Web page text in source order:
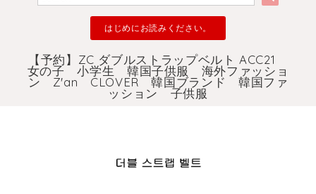
はじめにお読みください。
【予約】ZC ダブルストラップベルト ACC21
女の子 小学生 韓国子供服 海外ファッショ
ン Z'an CLOVER 韓国ブランド 韓国ファ
ッション 子供服